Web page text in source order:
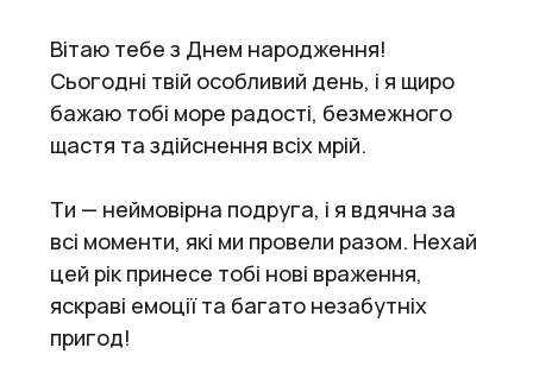
Вітаю тебе з Днем народження!
Сьогодні твій особливий день, і я щиро
бажаю тобі море радості, безмежного
щастя та здійснення всіх мрій.
Ти — неймовірна подруга, і я вдячна за
всі моменти, які ми провели разом. Нехай
цей рік принесе тобі нові враження,
яскраві емоції та багато незабутніх
пригод!